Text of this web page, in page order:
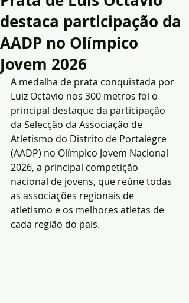
destaca participação da
AADP no Olímpico
Jovem 2026
A medalha de prata conquistada por
Luiz Octávio nos 300 metros foi o
principal destaque da participação
da Selecção da Associação de
Atletismo do Distrito de Portalegre
(AADP) no Olímpico Jovem Nacional
2026, a principal competição
nacional de jovens, que reúne todas
as associações regionais de
atletismo e os melhores atletas de
cada região do país.